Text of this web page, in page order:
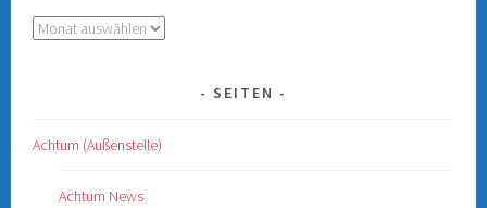
Archiv
SEITEN
Achtum (Außenstelle)
Achtum News